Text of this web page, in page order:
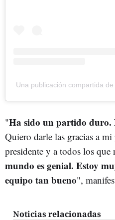
Una publicación compartida
"Ha sido un partido duro.
Quiero darle las gracias a
presidente y a todos los que
mundo es genial. Estoy
equipo tan bueno",
Noticias relacionadas